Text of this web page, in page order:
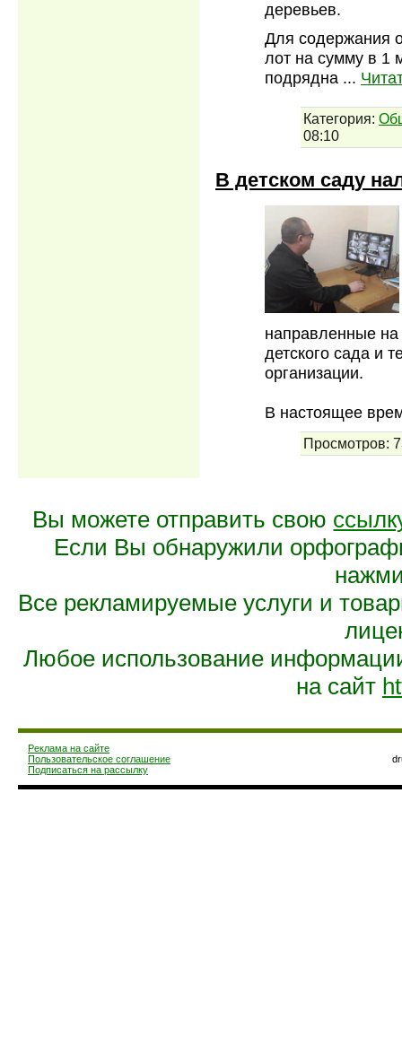
деревьев.
Для содержания
лот на сумму в 1
подрядна ...
Категория:
08:10
В детском саду
направленные на
детского сада и
организации.
В настоящее
Просмотров:
Вы можете отправить свою
Если Вы обнаружили
Все рекламируемые услуги и
Любое использование
на сайт
Реклама на сайте
Пользовательское соглашение
Подписаться на рассылку